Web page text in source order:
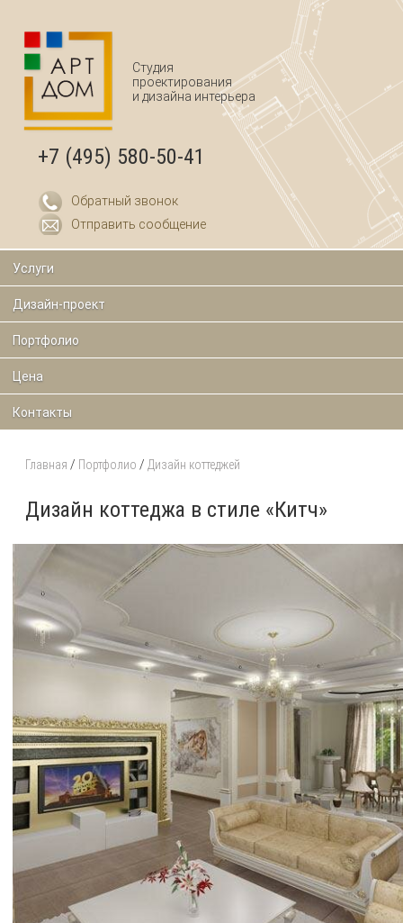
Студия
проектирования
и дизайна интерьера
+7 (495) 580-50-41
Обратный звонок
Отправить сообщение
Услуги
Дизайн-проект
Портфолио
Цена
Контакты
Главная / Портфолио / Дизайн коттеджей
Дизайн коттеджа в стиле «Китч»